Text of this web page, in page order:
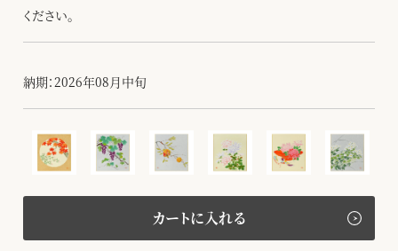
ください。
納期：2026年08月中旬
カートに入れる